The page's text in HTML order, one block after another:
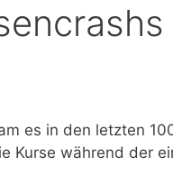
es in den letzten
Kurse während der